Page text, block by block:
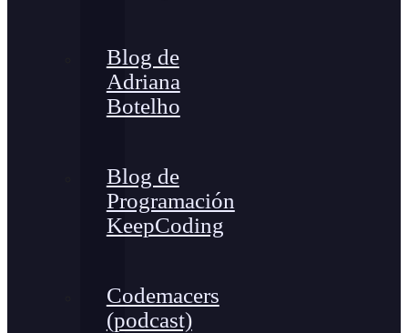
Blog de
Adriana
Botelho
Blog de
Programación
KeepCoding
Codemacers
(podcast)